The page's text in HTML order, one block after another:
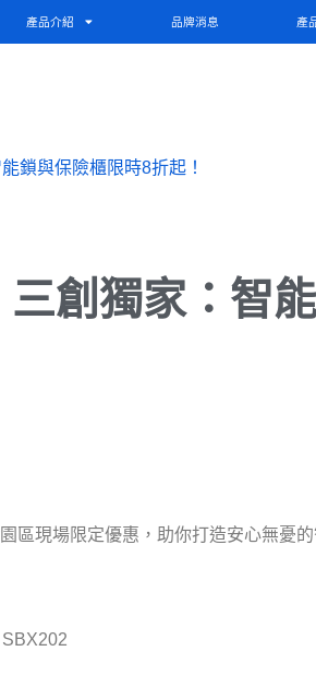
產品介紹 品牌消息 產
鎖與保險櫃限時8折起！
創獨家：智
區現場限定優惠，助你打造安心無憂